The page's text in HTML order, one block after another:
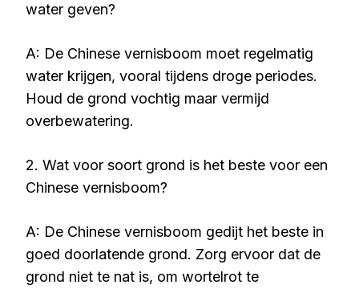
water geven?
A: De Chinese vernisboom moet regelmatig
water krijgen, vooral tijdens droge periodes.
Houd de grond vochtig maar vermijd
overbewatering.
2. Wat voor soort grond is het beste voor een
Chinese vernisboom?
A: De Chinese vernisboom gedijt het beste in
goed doorlatende grond. Zorg ervoor dat de
grond niet te nat is, om wortelrot te